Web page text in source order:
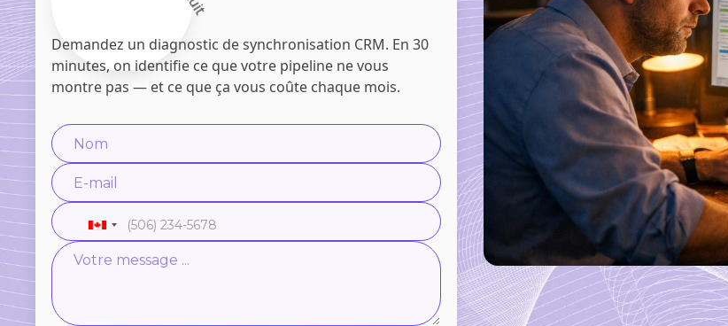
Demandez un diagnostic de synchronisation CRM. En 30
minutes, on identifie ce que votre pipeline ne vous
montre pas — et ce que ça vous coûte chaque mois.